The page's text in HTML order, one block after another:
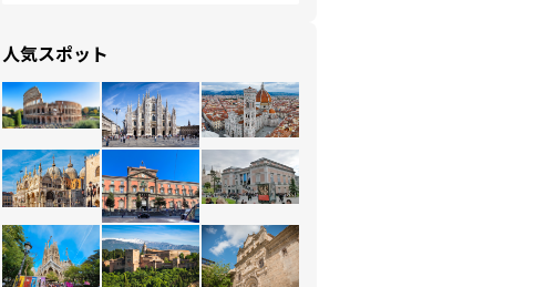
人気スポット